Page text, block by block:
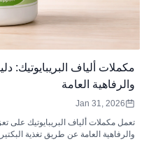
مكملات ألياف البريبايوتيك:
والرفاهية العامة
Jan 31, 2026
تعمل مكملات ألياف البريبايوتيك على
والرفاهية العامة عن طريق تغذية